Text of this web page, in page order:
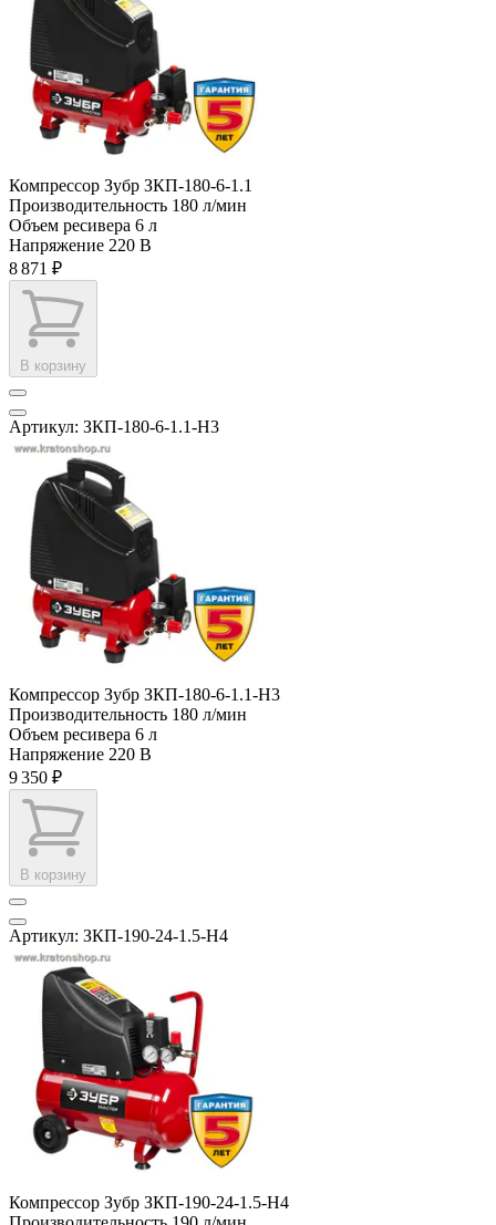
Компрессор Зубр ЗКП-180-6-1.1
Производительность 180 л/мин
Объем ресивера 6 л
Напряжение 220 В
8 871 ₽
В корзину
Артикул: ЗКП-180-6-1.1-Н3
Компрессор Зубр ЗКП-180-6-1.1-Н3
Производительность 180 л/мин
Объем ресивера 6 л
Напряжение 220 В
9 350 ₽
В корзину
Артикул: ЗКП-190-24-1.5-Н4
Компрессор Зубр ЗКП-190-24-1.5-Н4